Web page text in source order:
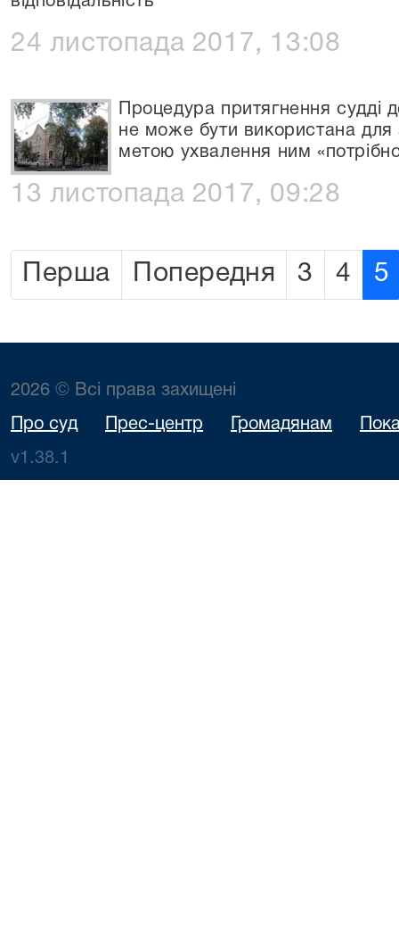
24 листопада 2017, 13:08
Процедура притягнення судді
не може бути використана для
метою ухвалення ним
13 листопада 2017, 09:28
Перша Попередня 3 4 5
2026 © Всі права захищені
Про суд Прес-центр Громадянам
v1.38.1